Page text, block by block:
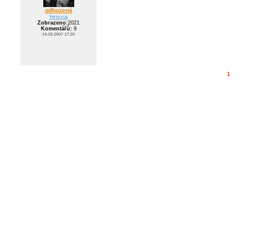
odhozená
hricca
Zobrazeno:2021
Komentářů:9
14.03.2007 17:20
1